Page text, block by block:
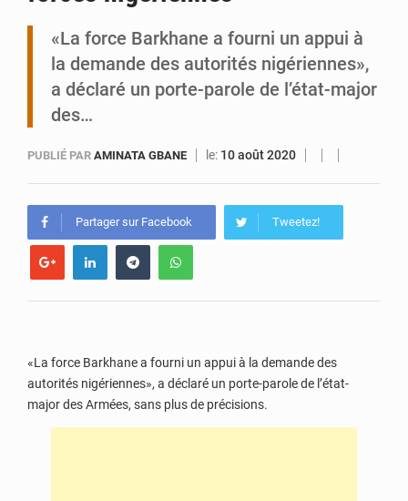
Zinder : Un enfant de 11 ans tué par électrocution à Kara Kara
«La force Barkhane a fourni un appui à
la demande des autorités nigériennes»,
a déclaré un porte-parole de l’état-major
des…
PUBLIÉ PAR AMINATA GBANE le: 10 août 2020
Partager sur Facebook Tweetez!
«La force Barkhane a fourni un appui à la demande des
autorités nigériennes», a déclaré un porte-parole de l’état-
major des Armées, sans plus de précisions.